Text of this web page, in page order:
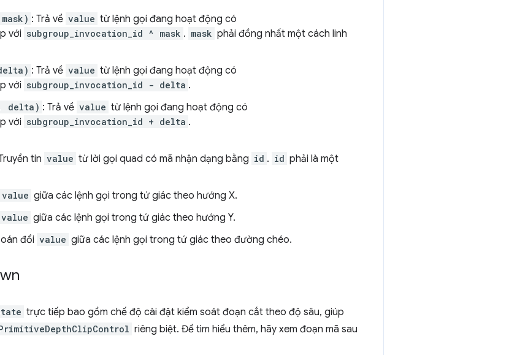
: Trả về value từ lệnh gọi đang hoạt động có
với subgroup_invocation_id ^ mask . mask phải đồng nhất một cách linh
: Trả về value từ lệnh gọi đang hoạt động có
với subgroup_invocation_id - delta .
delta) : Trả về value từ lệnh gọi đang hoạt động có
với subgroup_invocation_id + delta .
tin value từ lời gọi quad có mã nhận dạng bằng id . id phải là một
value giữa các lệnh gọi trong tứ giác theo hướng X.
value giữa các lệnh gọi trong tứ giác theo hướng Y.
đổi value giữa các lệnh gọi trong tứ giác theo đường chéo.
trực tiếp bao gồm chế độ cài đặt kiểm soát đoạn cắt theo độ sâu, giúp
riêng biệt. Để tìm hiểu thêm, hãy xem đoạn mã sau